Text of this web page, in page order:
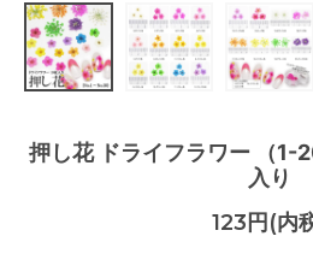
押し花 ドライフラワー （1-
入り
123円(内